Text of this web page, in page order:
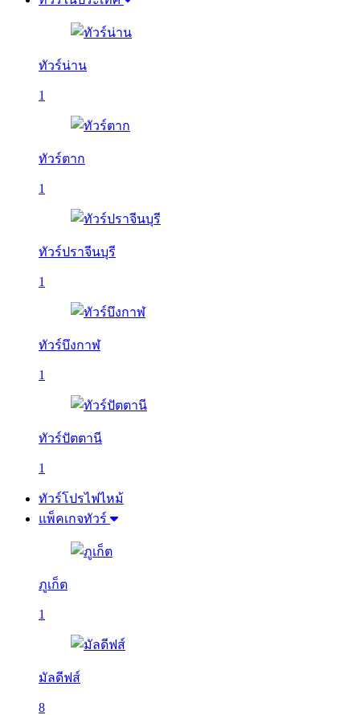
ทัวร์น่าน
1
ทัวร์ตาก
1
ทัวร์ปราจีนบุรี
1
ทัวร์บึงกาฬ
1
ทัวร์ปัตตานี
1
ทัวร์โปรไฟไหม้
แพ็คเกจทัวร์
ภูเก็ต
1
มัลดีฟส์
8